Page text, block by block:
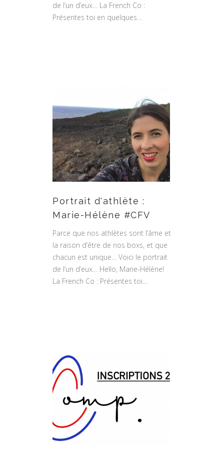
de l’un d’eux… La French Co :
Présentes toi en quelques…
Portrait d'athlète :
Marie-Hélène #CFV
Parce que nos athlètes sont l’âme et
la raison d’être de nos boxs, et que
chacun est unique… Voici le portrait
de l’un d’eux… Hello, Marie-Hélène!
La French Co : Présentes toi…